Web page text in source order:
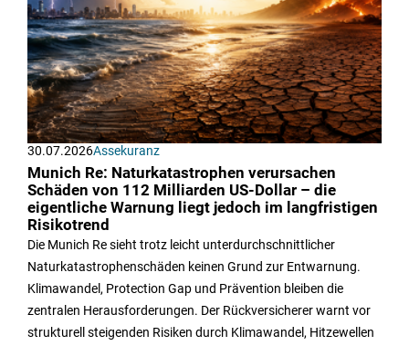
30.07.2026Assekuranz
Munich Re: Naturkatastrophen verursachen
Schäden von 112 Milliarden US-Dollar – die
eigentliche Warnung liegt jedoch im langfristigen
Risikotrend
Die Munich Re sieht trotz leicht unterdurchschnittlicher
Naturkatastrophenschäden keinen Grund zur Entwarnung.
Klimawandel, Protection Gap und Prävention bleiben die
zentralen Herausforderungen. Der Rückversicherer warnt vor
strukturell steigenden Risiken durch Klimawandel, Hitzewellen